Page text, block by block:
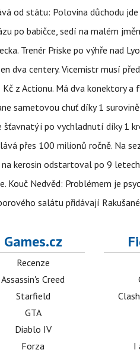
od státu: Polovina důchodu
po babičce, sedí na malém
Trenér Priske po výhře nad
dva centery. Vicemistr musí
z Actionu. Má dva konektory
sametovou chuť díky 1
i po vychladnutí díky 1
přes 100 milionů ročně. Na
kerosin odstartoval po 9
Kouč Nedvěd: Problémem je
salátu přidávají
Games.cz
Recenze
Assassin's Creed
Starfield
GTA
Diablo IV
Forza
I